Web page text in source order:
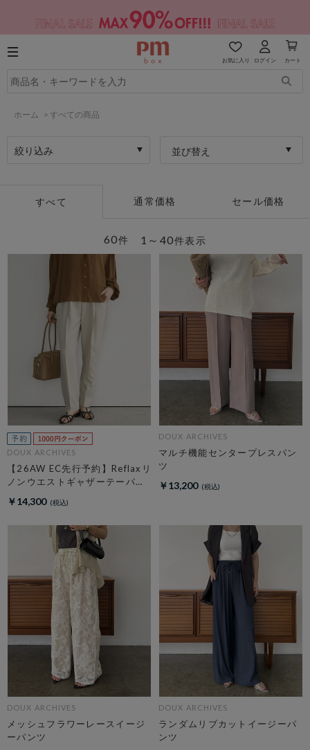
お気に入り ログイン カート
ホーム > すべての商品
絞り込み 並び替え
すべて 通常価格 セール価格
1～40件表示
60件
DOUX ARCHIVES
【26AW EC先行予約】Reflaxリ
ノンウエストギャザーテーパー
￥14,300
DOUX ARCHIVES
マルチ機能センタープレスパン
ツ
￥13,200
DOUX ARCHIVES
メッシュフラワーレースイージ
ーパンツ
DOUX ARCHIVES
ランダムリブカットイージーパ
ンツ